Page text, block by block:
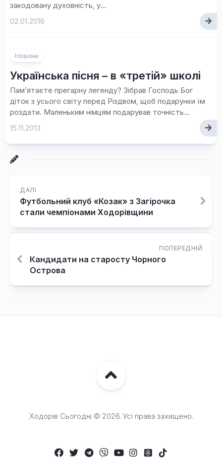
закодовану духовність, у...
02.01.2016
Новини
Українська пісня – в «третій» школі
Пам’ятаєте прегарну легенду? Зібрав Господь Бог
діток з усього світу перед Різдвом, щоб подарунки їм
роздати. Маленьким німцям подарував точність...
15.11.2013
ДАЛІ
Футбольний клуб «Козак» з Загірочка
стали чемпіонами Ходорівщини
ПОПЕРЕДНІЙ
Кандидати на старосту Чорного
Острова
Ходорів Сьогодні © 2026. Усі права захищено.